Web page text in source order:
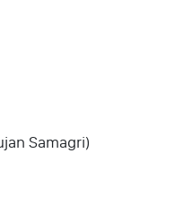
Samagri)